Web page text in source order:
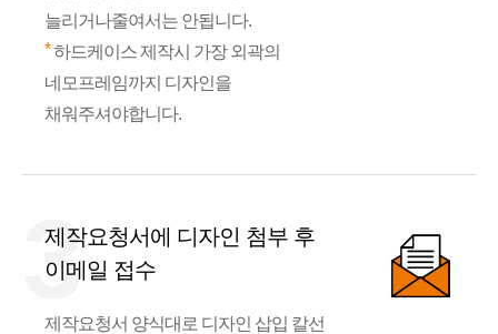
늘리거나줄여서는 안됩니다.
*하드케이스 제작시 가장 외곽의
네모프레임까지 디자인을
채워주셔야합니다.
3
제작요청서에 디자인 첨부 후
이메일 접수
제작요청서 양식대로 디자인 삽입 칼선